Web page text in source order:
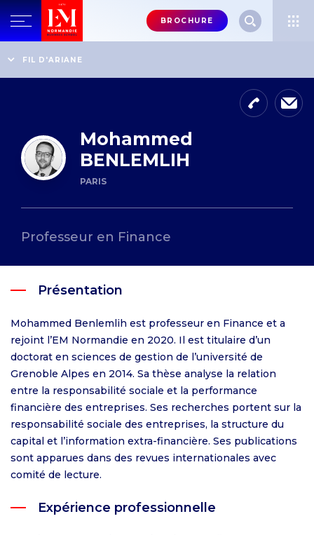
Menu
header-
BROCHURE
FIL D'ARIANE
Mohammed BENLEMLIH
Mohammed
BENLEMLIH
PARIS
Professeur en Finance
Présentation
Mohammed Benlemlih est professeur en Finance et a
rejoint l’EM Normandie en 2020. Il est titulaire d’un
doctorat en sciences de gestion de l’université de
Grenoble Alpes en 2014. Sa thèse analyse la relation
entre la responsabilité sociale et la performance
financière des entreprises. Ses recherches portent sur la
responsabilité sociale des entreprises, la structure du
capital et l’information extra-financière. Ses publications
sont apparues dans des revues internationales avec
comité de lecture.
Expérience professionnelle